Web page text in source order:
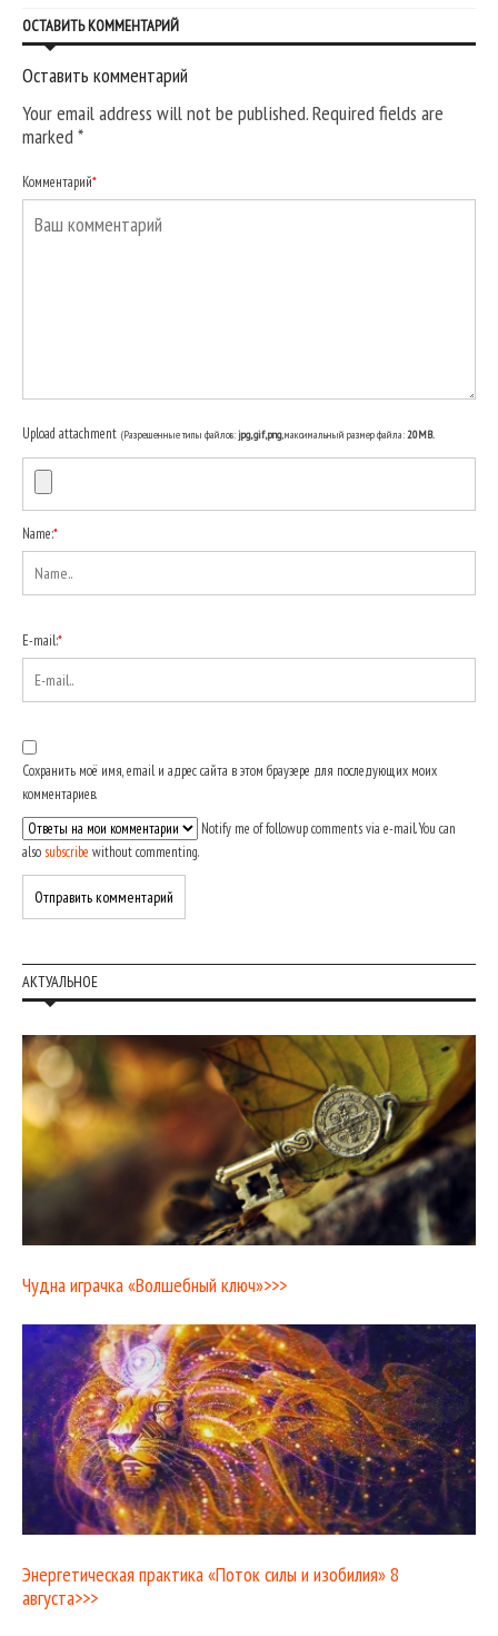
ОСТАВИТЬ КОММЕНТАРИЙ
Оставить комментарий
Your email address will not be published. Required fields are
marked*
Комментарий*
Upload attachment (Разрешенные типы файлов:jpg, gif, png, максимальный размер файла:20MB.
Name:*
E-mail:*
Сохранить моё имя, email и адрес сайта в этом браузере для последующих моих
комментариев.
Notify me of followup comments via e-mail. You can
also subscribe without commenting.
АКТУАЛЬНОЕ
Чудна играчка «Волшебный ключ»>>>
Энергетическая практика «Поток силы и изобилия» 8
августа>>>